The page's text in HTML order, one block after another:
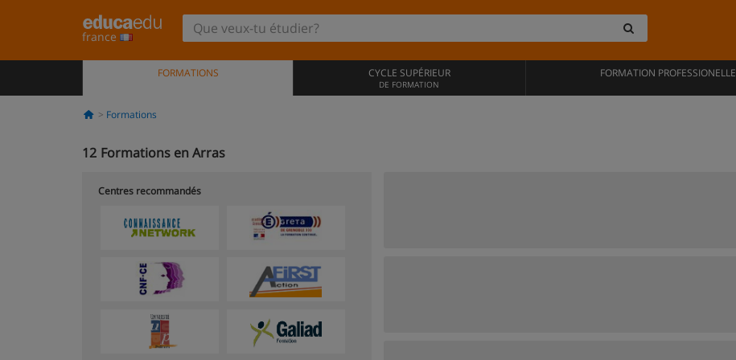
france
FORMATIONS CYCLE SUPÉRIEUR
DE FORMATION
FORMATION PROFESSIONELLE
Formations
12 Formations en Arras
Centres recommandés